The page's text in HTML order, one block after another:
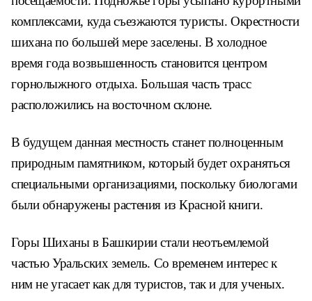
комплексами, куда съезжаются туристы. Окрестности
шихана по большей мере заселены. В холодное
время года возвышенность становится центром
горнолыжного отдыха. Большая часть трасс
расположились на восточном склоне.
В будущем данная местность станет полноценным
природным памятником, который будет охраняться
специальными организациями, поскольку биологами
были обнаружены растения из Красной книги.
Горы Шиханы в Башкирии стали неотъемлемой
частью Уральских земель. Со временем интерес к
ним не угасает как для туристов, так и для ученых.